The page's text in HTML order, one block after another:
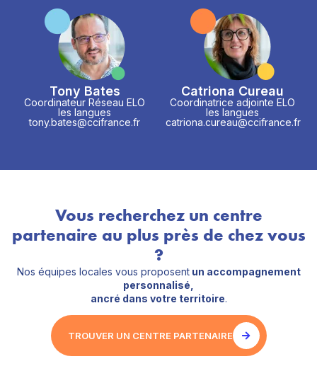
Tony Bates
Coordinateur Réseau ELO
les langues
tony.bates@ccifrance.fr
Catriona Cureau
Coordinatrice adjointe ELO
les langues
catriona.cureau@ccifrance.fr
Vous recherchez un centre
partenaire au plus près de chez vous
?
Nos équipes locales vous proposentun accompagnement
personnalisé,
ancré dans votre territoire.
TROUVER UN CENTRE PARTENAIRE